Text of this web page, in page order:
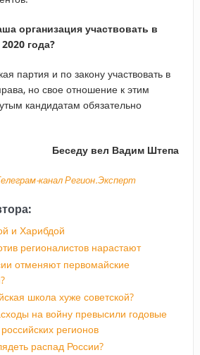
организация участвовать в
года?
партия и по закону участвовать в
но свое отношение к этим
кандидатам обязательно
Беседу вел Вадим Штепа
канал Регион.Эксперт
и Харибдой
регионалистов нарастают
отменяют первомайские
школа хуже советской?
на войну превысили годовые
регионов
распад России?